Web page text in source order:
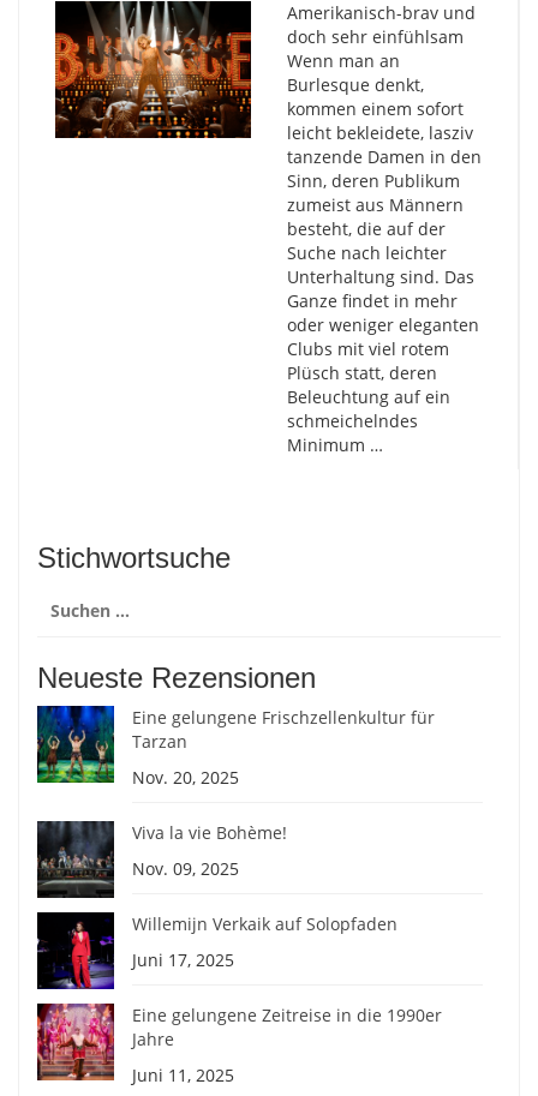
Amerikanisch-brav und
doch sehr einfühlsam
Wenn man an
Burlesque denkt,
kommen einem sofort
leicht bekleidete, lasziv
tanzende Damen in den
Sinn, deren Publikum
zumeist aus Männern
besteht, die auf der
Suche nach leichter
Unterhaltung sind. Das
Ganze findet in mehr
oder weniger eleganten
Clubs mit viel rotem
Plüsch statt, deren
Beleuchtung auf ein
schmeichelndes
Minimum …
Stichwortsuche
nach:
Neueste Rezensionen
Eine gelungene Frischzellenkultur für
Tarzan
Nov. 20, 2025
Viva la vie Bohème!
Nov. 09, 2025
Willemijn Verkaik auf Solopfaden
Juni 17, 2025
Eine gelungene Zeitreise in die 1990er
Jahre
Juni 11, 2025